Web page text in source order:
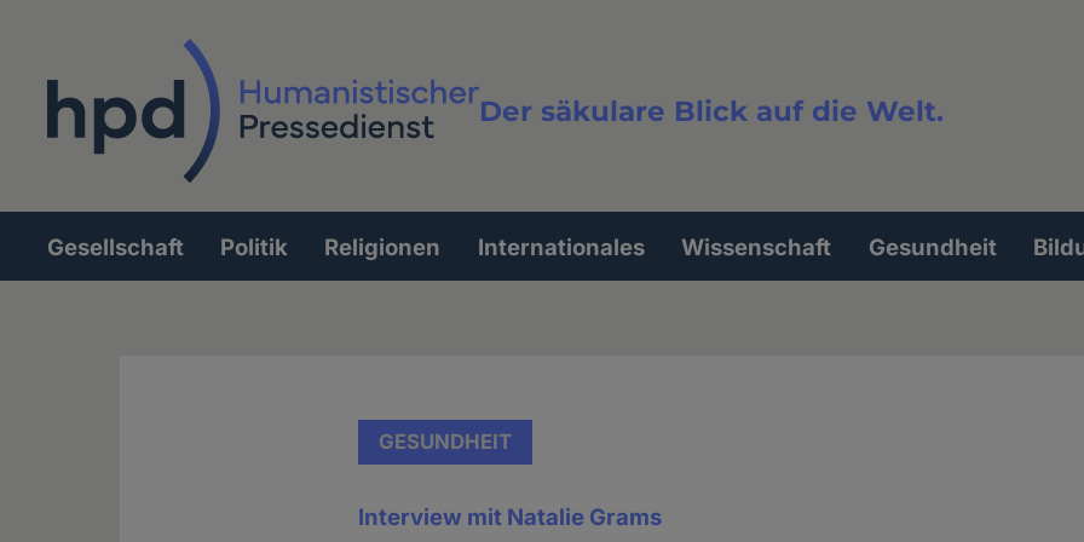
Der säkulare Blick auf die Welt.
Volltextsuche
Hauptnavigation
Gesellschaft Politik Religionen Internationales Wissenschaft Gesundheit
GESUNDHEIT
Interview mit Natalie Grams